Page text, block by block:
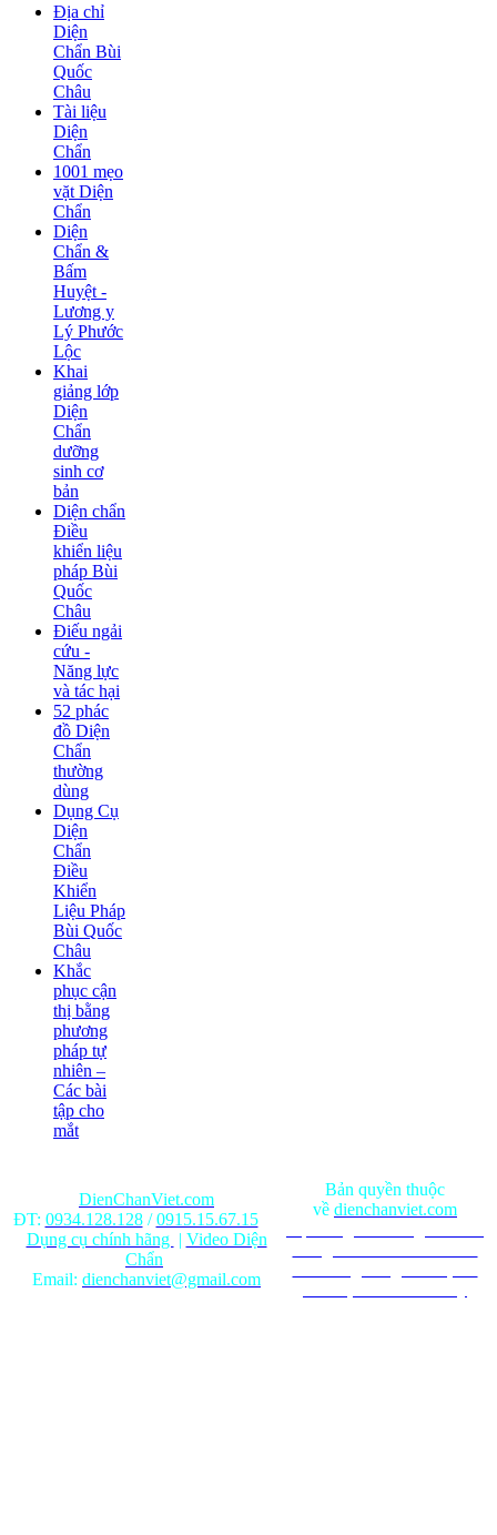
Địa chỉ
Diện
Chẩn Bùi
Quốc
Châu
Tài liệu
Diện
Chẩn
1001 mẹo
vặt Diện
Chẩn
Diện
Chẩn &
Bấm
Huyệt -
Lương y
Lý Phước
Lộc
Khai
giảng lớp
Diện
Chẩn
dưỡng
sinh cơ
bản
Diện chẩn
Điều
khiển liệu
pháp Bùi
Quốc
Châu
Điếu ngải
cứu -
Năng lực
và tác hại
52 phác
đồ Diện
Chẩn
thường
dùng
Dụng Cụ
Diện
Chẩn
Điều
Khiển
Liệu Pháp
Bùi Quốc
Châu
Khắc
phục cận
thị bằng
phương
pháp tự
nhiên –
Các bài
tập cho
mắt
DienChanViet.com
ĐT: 0934.128.128/0915.15.67.15
Dụng cụ chính hãng | Video Diện
Chẩn
Email: dienchanviet@gmail.com
Bản quyền thuộc
về dienchanviet.com